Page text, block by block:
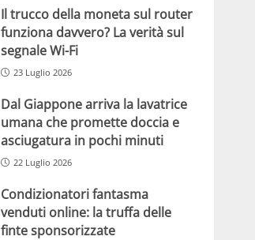
Il trucco della moneta sul router
funziona davvero? La verità sul
segnale Wi-Fi
23 Luglio 2026
Dal Giappone arriva la lavatrice
umana che promette doccia e
asciugatura in pochi minuti
22 Luglio 2026
Condizionatori fantasma
venduti online: la truffa delle
finte sponsorizzate